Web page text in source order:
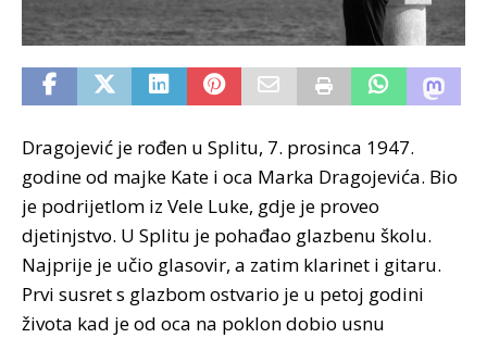
Dragojević je rođen u Splitu, 7. prosinca 1947.
godine od majke Kate i oca Marka Dragojevića. Bio
je podrijetlom iz Vele Luke, gdje je proveo
djetinjstvo. U Splitu je pohađao glazbenu školu.
Najprije je učio glasovir, a zatim klarinet i gitaru.
Prvi susret s glazbom ostvario je u petoj godini
života kad je od oca na poklon dobio usnu